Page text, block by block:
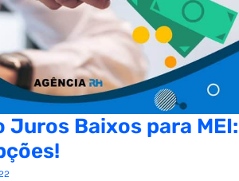
Juros Baixos para MEI: